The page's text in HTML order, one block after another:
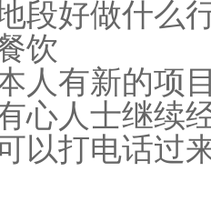
段好做什么
饮
人有新的项
心人士继续
以打电话过